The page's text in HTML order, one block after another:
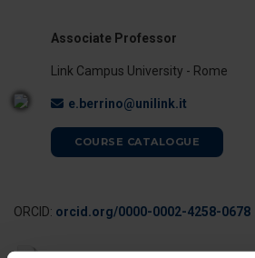
Associate Professor
Link Campus University - Rome
e.berrino@unilink.it
COURSE CATALOGUE
ORCID: orcid.org/0000-0002-4258-0678